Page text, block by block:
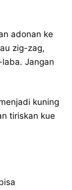
adonan ke
zig-zag,
Jangan
kuning
tiriskan kue